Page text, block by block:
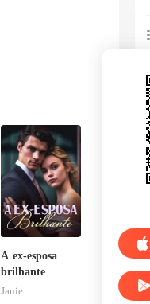
A ex-esposa
brilhante
Janie